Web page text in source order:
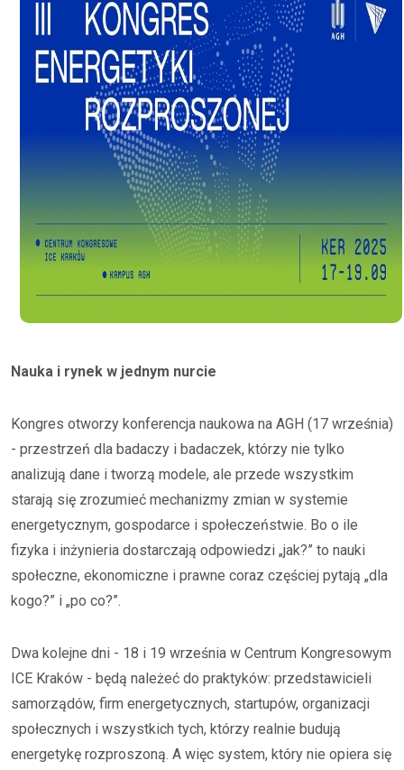
Nauka i rynek w jednym nurcie
Kongres otworzy konferencja naukowa na AGH (17 września)
- przestrzeń dla badaczy i badaczek, którzy nie tylko
analizują dane i tworzą modele, ale przede wszystkim
starają się zrozumieć mechanizmy zmian w systemie
energetycznym, gospodarce i społeczeństwie. Bo o ile
fizyka i inżynieria dostarczają odpowiedzi „jak?” to nauki
społeczne, ekonomiczne i prawne coraz częściej pytają „dla
kogo?” i „po co?”.
Dwa kolejne dni - 18 i 19 września w Centrum Kongresowym
ICE Kraków - będą należeć do praktyków: przedstawicieli
samorządów, firm energetycznych, startupów, organizacji
społecznych i wszystkich tych, którzy realnie budują
energetykę rozproszoną. A więc system, który nie opiera się